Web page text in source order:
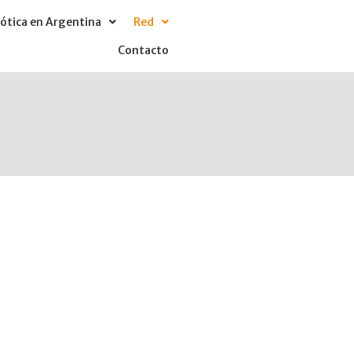
en Argentina
Red
Contacto